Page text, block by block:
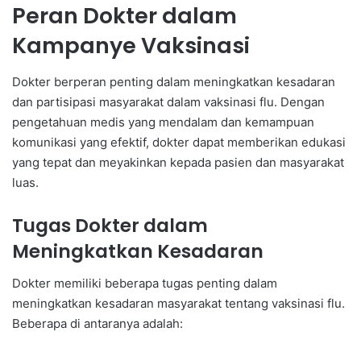
Peran Dokter dalam
Kampanye Vaksinasi
Dokter berperan penting dalam meningkatkan kesadaran
dan partisipasi masyarakat dalam vaksinasi flu. Dengan
pengetahuan medis yang mendalam dan kemampuan
komunikasi yang efektif, dokter dapat memberikan edukasi
yang tepat dan meyakinkan kepada pasien dan masyarakat
luas.
Tugas Dokter dalam
Meningkatkan Kesadaran
Dokter memiliki beberapa tugas penting dalam
meningkatkan kesadaran masyarakat tentang vaksinasi flu.
Beberapa di antaranya adalah: